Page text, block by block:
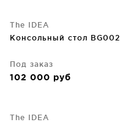
The IDEA
Консольный стол BG002
Под заказ
102 000 руб
The IDEA